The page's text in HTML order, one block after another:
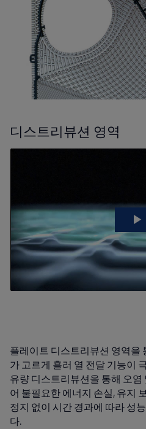
디스트리뷰션 영역
플레이트 디스트리뷰션 영역을
가 고르게 흘러 열 전달 기능이
유량 디스트리뷰션을 통해 오
어 불필요한 에너지 손실, 유지
정지 없이 시간 경과에 따라 성
다.